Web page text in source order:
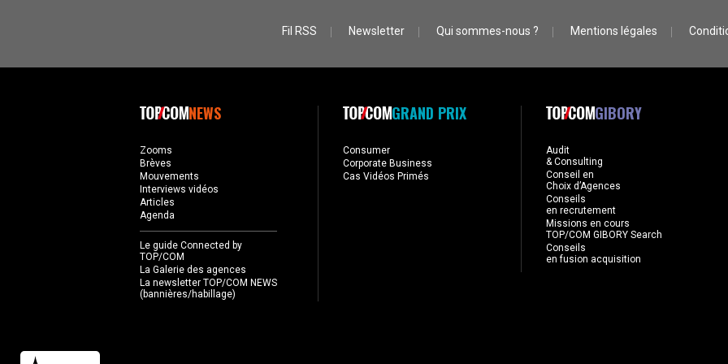
Fil RSS Newsletter Qui sommes-nous ? Mentions légales
NEWS
Zooms
Brèves
Mouvements
Interviews vidéos
Articles
Agenda
Le guide Connected by
TOP/COM
La Galerie des agences
La newsletter TOP/COM NEWS
(bannières/habillage)
GRAND PRIX
Consumer
Corporate Business
Cas Vidéos Primés
GIBORY
Audit
& Consulting
Conseil en
Choix d’Agences
Conseils
en recrutement
Missions en cours
TOP/COM GIBORY Search
Conseils
en fusion acquisition